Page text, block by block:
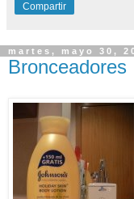
Compartir
martes, mayo 30,
Bronceadores